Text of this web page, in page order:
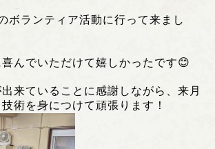
ボランティア活動に行って来まし
んでいただけて嬉しかったです😊
来ていることに感謝しながら、来月
術を身につけて頑張ります！